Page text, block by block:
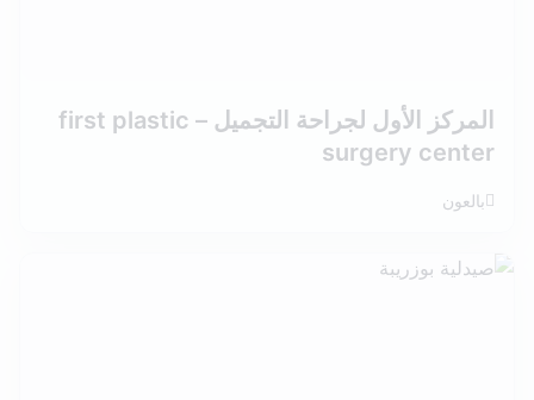
المركز الأول لجراحة التجميل – first plastic
surgery center
بالعون